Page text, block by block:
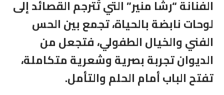
الفنانة “رشا منير” التي تُترجم القصائد إلى
لوحات نابضة بالحياة، تجمع بين الحس
الفني والخيال الطفولي، فتجعل من
الديوان تجربة بصرية وشعرية متكاملة،
تفتح الباب أمام الحلم والتأمل.